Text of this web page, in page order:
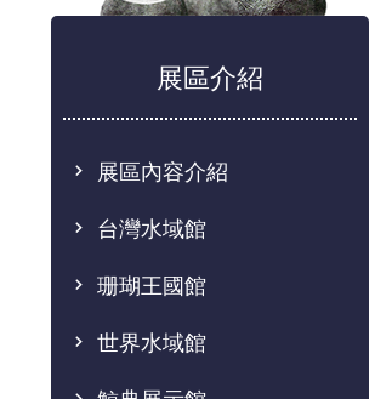
展區介紹
展區內容介紹
台灣水域館
珊瑚王國館
世界水域館